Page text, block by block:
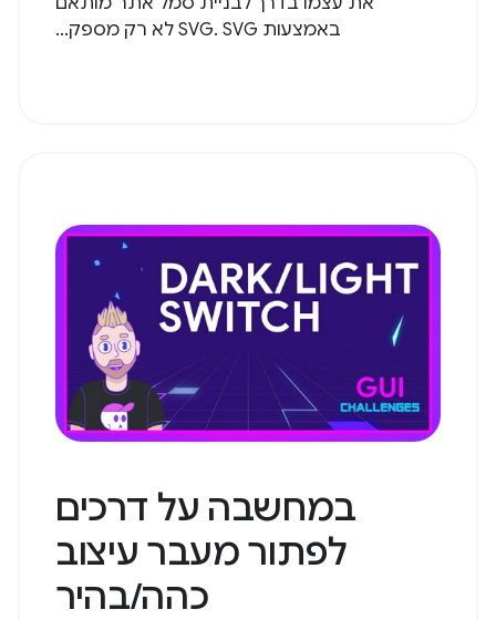
באמצעות SVG. SVG לא רק מספק...
במחשבה על דרכים
לפתור מעבר עיצוב
כהה/בהיר